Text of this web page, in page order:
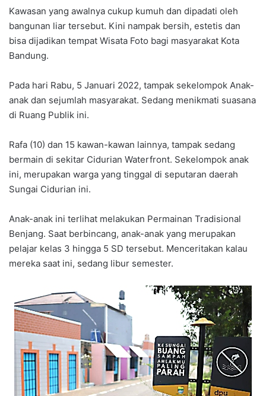
Kawasan yang awalnya cukup kumuh dan dipadati oleh
bangunan liar tersebut. Kini nampak bersih, estetis dan
bisa dijadikan tempat Wisata Foto bagi masyarakat Kota
Bandung.
Pada hari Rabu, 5 Januari 2022, tampak sekelompok Anak-
anak dan sejumlah masyarakat. Sedang menikmati suasana
di Ruang Publik ini.
Rafa (10) dan 15 kawan-kawan lainnya, tampak sedang
bermain di sekitar Cidurian Waterfront. Sekelompok anak
ini, merupakan warga yang tinggal di seputaran daerah
Sungai Cidurian ini.
Anak-anak ini terlihat melakukan Permainan Tradisional
Benjang. Saat berbincang, anak-anak yang merupakan
pelajar kelas 3 hingga 5 SD tersebut. Menceritakan kalau
mereka saat ini, sedang libur semester.